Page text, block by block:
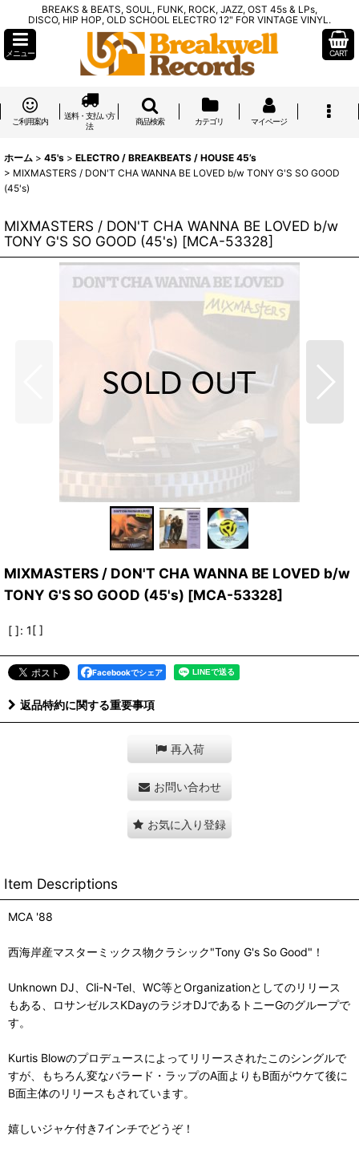
BREAKS & BEATS, SOUL, FUNK, ROCK, JAZZ, OST 45s & LPs,
DISCO, HIP HOP, OLD SCHOOL ELECTRO 12" FOR VINTAGE VINYL.
メニュー CART
ご利用案内
送料・支払い方
法
商品検索 カテゴリ マイページ
ホーム > 45's > ELECTRO / BREAKBEATS / HOUSE 45’s
> MIXMASTERS / DON'T CHA WANNA BE LOVED b/w TONY G'S SO GOOD
(45's)
MIXMASTERS / DON'T CHA WANNA BE LOVED b/w
TONY G'S SO GOOD (45's) [MCA-53328]
MIXMASTERS / DON'T CHA WANNA BE LOVED b/w
TONY G'S SO GOOD (45's) [MCA-53328]
[ ]: 1[ ]
Facebookでシェア
返品特約に関する重要事項
再入荷
お問い合わせ
お気に入り登録
Item Descriptions
MCA '88
西海岸産マスターミックス物クラシック"Tony G's So Good"！
Unknown DJ、Cli-N-Tel、WC等とOrganizationとしてのリリース
もある、ロサンゼルスKDayのラジオDJであるトニーGのグループで
す。
Kurtis Blowのプロデュースによってリリースされたこのシングルで
すが、もちろん変なバラード・ラップのA面よりもB面がウケて後に
B面主体のリリースもされています。
嬉しいジャケ付き7インチでどうぞ！